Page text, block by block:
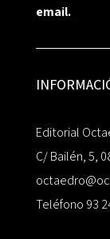
email.
Editorial
C/ Bailén, 5,
Teléfono 93